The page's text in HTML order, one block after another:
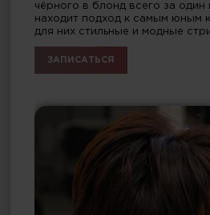
чёрного в блонд всего за один
находит подход к самым юным
для них стильные и модные
ЗАПИСАТЬСЯ